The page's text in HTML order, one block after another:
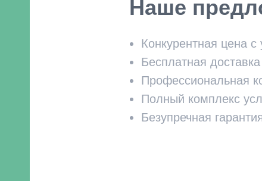
Наше
Конкурентная цена с
Бесплатная
Профессиональная
Полный комплекс
Безупречная